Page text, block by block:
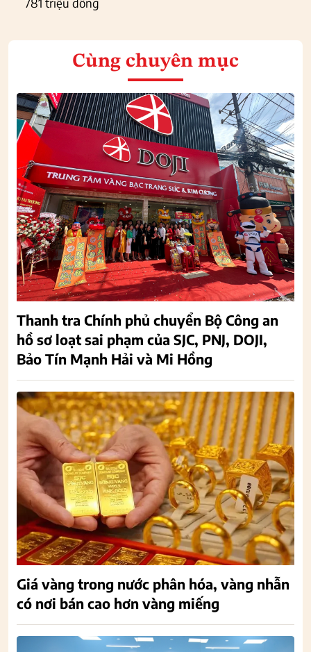
Cùng chuyên mục
Thanh tra Chính phủ chuyển Bộ Công an
hồ sơ loạt sai phạm của SJC, PNJ, DOJI,
Bảo Tín Mạnh Hải và Mi Hồng
Giá vàng trong nước phân hóa, vàng nhẫn
có nơi bán cao hơn vàng miếng